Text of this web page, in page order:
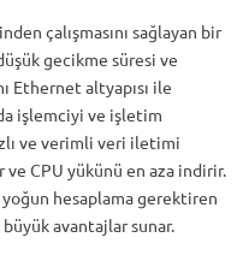
çalışmasını sağlayan bir
gecikme süresi ve
Ethernet altyapısı ile
işlemciyi ve işletim
ve verimli veri iletimi
ve CPU yükünü en aza indirir.
hesaplama gerektiren
avantajlar sunar.